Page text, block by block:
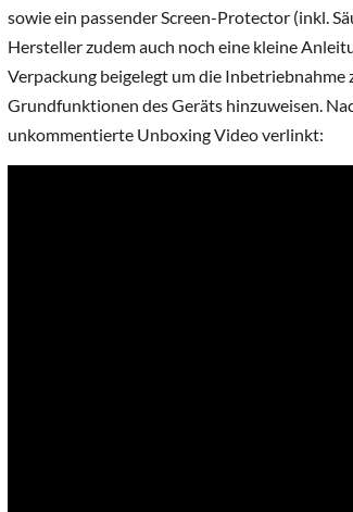
sowie ein passender Screen-Protector (inkl.
Hersteller zudem auch noch eine kleine
Verpackung beigelegt um die Inbetriebnahme
Grundfunktionen des Geräts hinzuweisen.
unkommentierte Unboxing Video verlinkt: